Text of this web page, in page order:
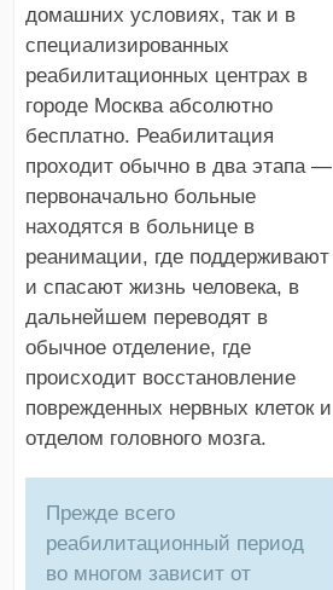
домашних условиях, так и в
специализированных
реабилитационных центрах в
городе Москва абсолютно
бесплатно. Реабилитация
проходит обычно в два этапа —
первоначально больные
находятся в больнице в
реанимации, где поддерживают
и спасают жизнь человека, в
дальнейшем переводят в
обычное отделение, где
происходит восстановление
поврежденных нервных клеток и
отделом головного мозга.
Прежде всего
реабилитационный период
во многом зависит от